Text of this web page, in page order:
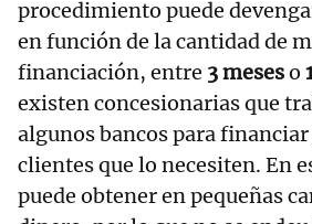
procedimiento puede
en función de la cantidad de
financiación, entre 3 meseso
existen concesionarias que
algunos bancos para
clientes que lo necesiten. En
puede obtener en pequeñas